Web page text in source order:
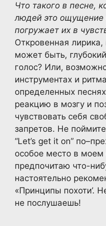
Что такого в песне,
людей это ощущение
погружает их в
Откровенная
может быть,
голос? Или,
инструментах и
определенных
реакцию в мозгу и
чувствовать себя
запретов. Не
“Let’s get it on”
особое место в моем
предпочитаю что-
настоятельно
«Принципы похоти’.
не послушаешь!